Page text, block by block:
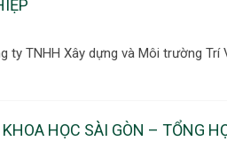
TNHH Xây dựng và Môi trường Trí
HỌC SÀI GÒN – TỔNG